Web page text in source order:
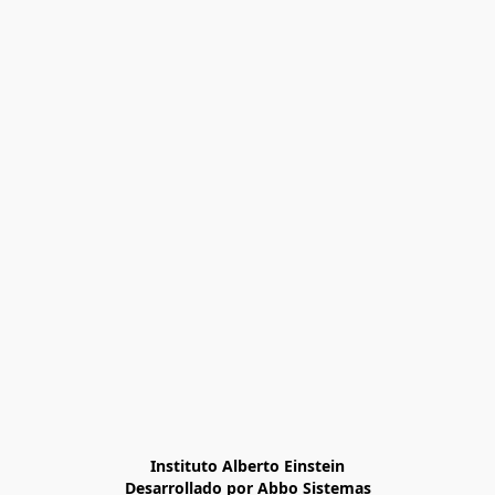
Instituto Alberto Einstein
Desarrollado por Abbo Sistemas